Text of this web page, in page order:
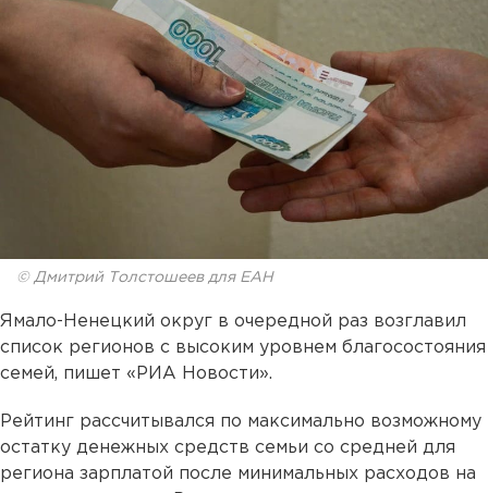
© Дмитрий Толстошеев для ЕАН
Ямало-Ненецкий округ в очередной раз возглавил
список регионов с высоким уровнем благосостояния
семей, пишет «РИА Новости».
Рейтинг рассчитывался по максимально возможному
остатку денежных средств семьи со средней для
региона зарплатой после минимальных расходов на